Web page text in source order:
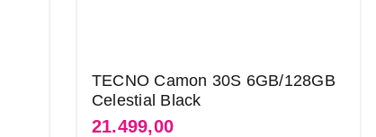
TECNO Camon 30S 6GB/128GB
Celestial Black
21.499,00